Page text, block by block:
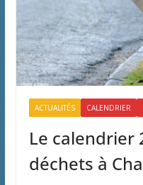
ACTUALITÉS CALENDRIER
Le calendrier
déchets à